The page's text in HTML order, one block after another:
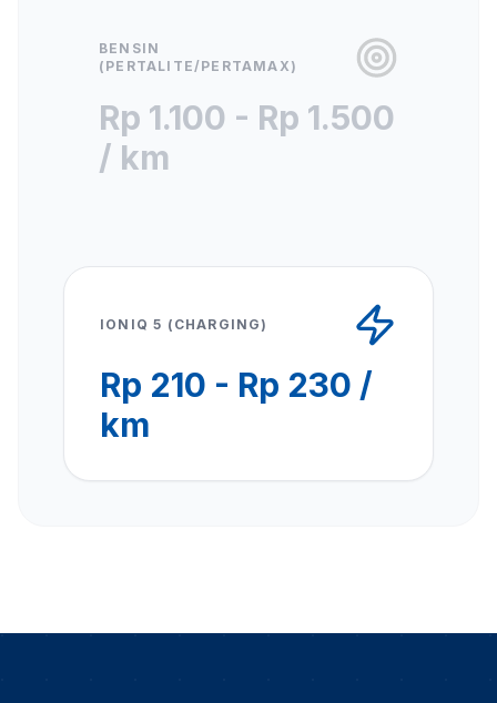
BENSIN
(PERTALITE/PERTAMAX)
Rp 1.100 - Rp 1.500
/ km
IONIQ 5 (CHARGING)
Rp 210 - Rp 230 /
km